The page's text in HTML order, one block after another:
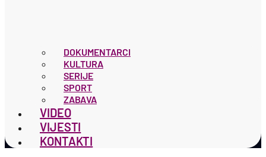
DOKUMENTARCI
KULTURA
SERIJE
SPORT
ZABAVA
VIDEO
VIJESTI
KONTAKTI